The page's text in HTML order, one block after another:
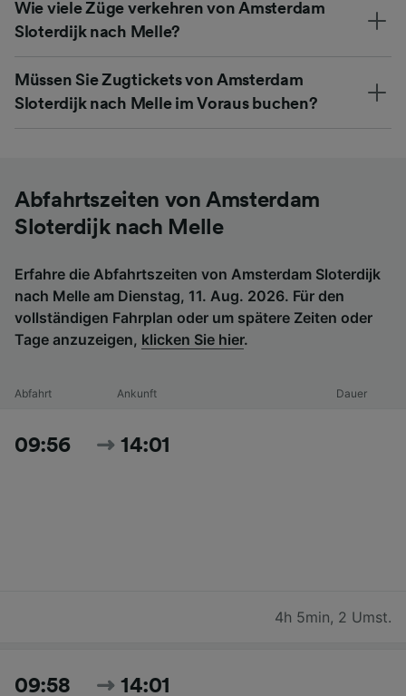
Wie viele Züge verkehren von Amsterdam
Sloterdijk nach Melle?
Müssen Sie Zugtickets von Amsterdam
Sloterdijk nach Melle im Voraus buchen?
Abfahrtszeiten von Amsterdam
Sloterdijk nach Melle
Erfahre die Abfahrtszeiten von Amsterdam Sloterdijk
nach Melle am Dienstag, 11. Aug. 2026. Für den
vollständigen Fahrplan oder um spätere Zeiten oder
Tage anzuzeigen, klicken Sie hier.
Abfahrt Ankunft Dauer
09:56 14:01
4h 5min, 2 Umst.
09:58 14:01